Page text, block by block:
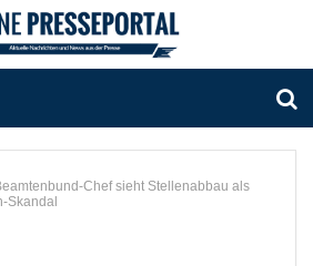
Chef sieht Stellenabbau als
Skandal